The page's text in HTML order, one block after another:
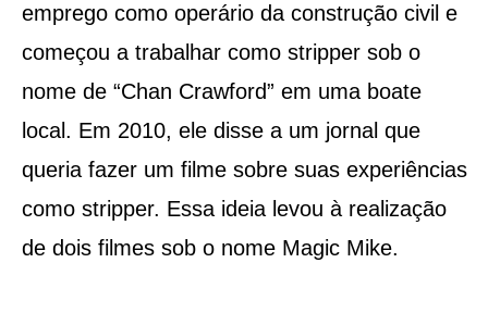
emprego como operário da construção civil e
começou a trabalhar como stripper sob o
nome de “Chan Crawford” em uma boate
local. Em 2010, ele disse a um jornal que
queria fazer um filme sobre suas experiências
como stripper. Essa ideia levou à realização
de dois filmes sob o nome Magic Mike.